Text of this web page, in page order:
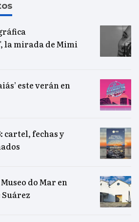
la mirada de Mimi
este verán en
cartel, fechas y
do Mar en
Suárez